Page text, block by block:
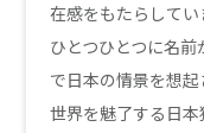
在感をもたらしてい
ひとつひとつに名
で日本の情景を想起
世界を魅了する日